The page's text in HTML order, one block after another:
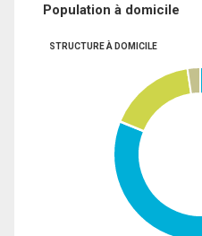
Population à domicile
STRUCTURE À DOMICILE